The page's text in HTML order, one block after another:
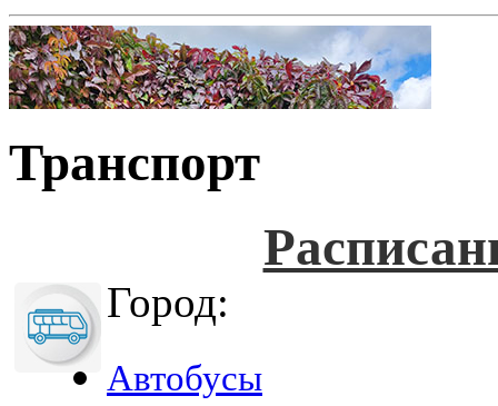
Транспорт
Город:
Автобусы